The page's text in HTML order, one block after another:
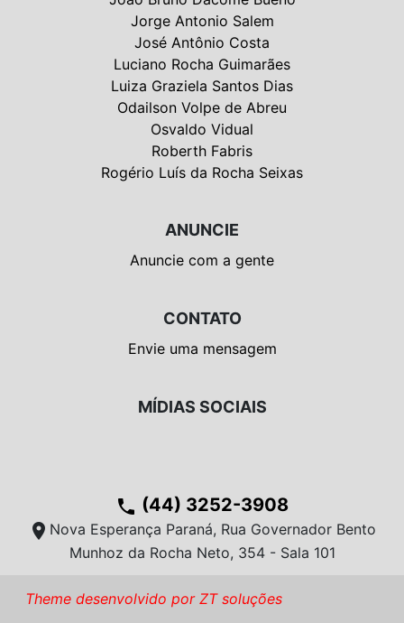
Jorge Antonio Salem
José Antônio Costa
Luciano Rocha Guimarães
Luiza Graziela Santos Dias
Odailson Volpe de Abreu
Osvaldo Vidual
Roberth Fabris
Rogério Luís da Rocha Seixas
ANUNCIE
Anuncie com a gente
CONTATO
Envie uma mensagem
MÍDIAS SOCIAIS
phone (44) 3252-3908
location_on Nova Esperança Paraná, Rua Governador Bento
Munhoz da Rocha Neto, 354 - Sala 101
Theme desenvolvido por ZT soluções